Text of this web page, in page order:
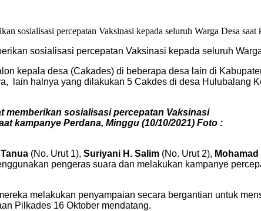
sosialisasi percepatan Vaksinasi kepada seluruh
kepala desa (Cakades) di beberapa desa lain di
lain halnya yang dilakukan 5 Cakdes di desa Hulubalang
memberikan sosialisasi percepatan Vaksinasi
kampanye Perdana, Minggu (10/10/2021) Foto :
(No. Urut 1), Suriyani H. Salim (No. Urut 2),
pengeras suara dan melakukan kampanye
melakukan penyampaian secara bergantian untuk
Pilkades 16 Oktober mendatang.